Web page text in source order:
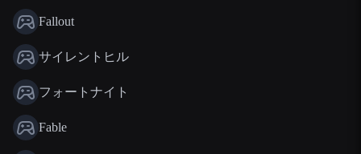
Fallout
サイレントヒル
フォートナイト
Fable